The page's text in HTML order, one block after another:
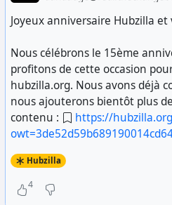
Joyeux anniversaire Hubzilla et
Nous célébrons le 15ème
profitons de cette occasion
hubzilla.org. Nous avons déjà
nous ajouterons bientôt plus
contenu :
https://
Hubzilla
4